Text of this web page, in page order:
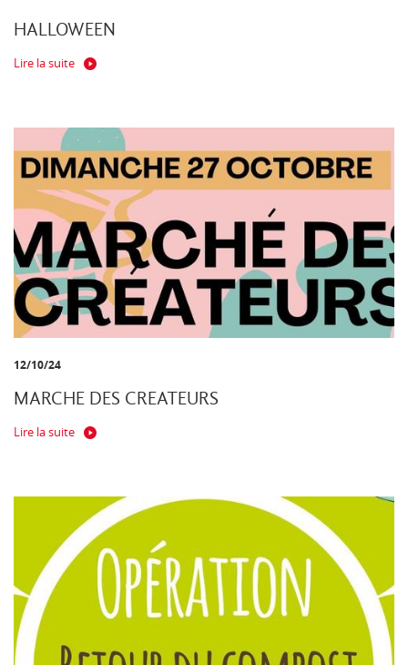
HALLOWEEN
Lire la suite
12/10/24
MARCHE DES CREATEURS
Lire la suite